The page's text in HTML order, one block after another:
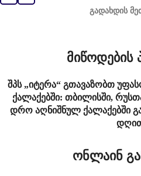
გადახდის
მიწოდების
შპს „იტერა“ გთავაზობთ
ქალაქებში: თბილისში,
დრო აღნიშნულ ქალაქებში
ონლაინ